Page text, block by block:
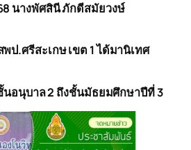
นางพัศสินี ภักดีสมัยวงษ
พป.ศรีสะเกษ เขต 1 ได้มานิเทศ
นอนุบาล 2 ถึงชั้นมัธยมศึกษาปีที่ 3